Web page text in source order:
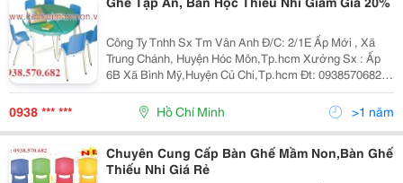
Công Ty Tnhh Sx Tm Vân Anh Đ/C: 2/1E Ấp Mới , Xã
Trung Chánh, Huyện Hóc Môn,Tp.hcm Xưởng Sx : Ấp
6B Xã Bình Mỹ,Huyện Củ Chi,Tp.hcm Đt: 0938570682
Website: Www:dochoimamnon.com
Www:dochoimamnon.vn
0938 *** *** Hồ Chí Minh >1 năm
Chuyên Cung Cấp Bàn Ghế Mầm Non,Bàn Ghế
Thiếu Nhi Giá Rẻ